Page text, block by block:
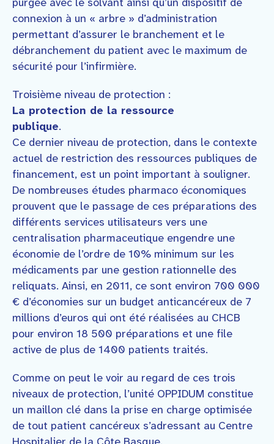
connexion à un « arbre » d’administration
permettant d’assurer le branchement et le
débranchement du patient avec le maximum de
sécurité pour l’infirmière.
Troisième niveau de protection :
La protection de la ressource
publique.
Ce dernier niveau de protection, dans le contexte
actuel de restriction des ressources publiques de
financement, est un point important à souligner.
De nombreuses études pharmaco économiques
prouvent que le passage de ces préparations des
différents services utilisateurs vers une
centralisation pharmaceutique engendre une
économie de l’ordre de 10% minimum sur les
médicaments par une gestion rationnelle des
reliquats. Ainsi, en 2011, ce sont environ 700 000
€ d’économies sur un budget anticancéreux de 7
millions d’euros qui ont été réalisées au CHCB
pour environ 18 500 préparations et une file
active de plus de 1400 patients traités.
Comme on peut le voir au regard de ces trois
niveaux de protection, l’unité OPPIDUM constitue
un maillon clé dans la prise en charge optimisée
de tout patient cancéreux s’adressant au Centre